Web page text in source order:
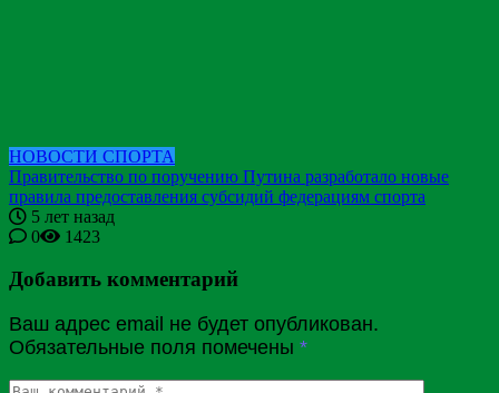
НОВОСТИ СПОРТА
Правительство по поручению Путина разработало новые
правила предоставления субсидий федерациям спорта
5 лет назад
0
1423
Добавить комментарий
Ваш адрес email не будет опубликован.
Обязательные поля помечены *